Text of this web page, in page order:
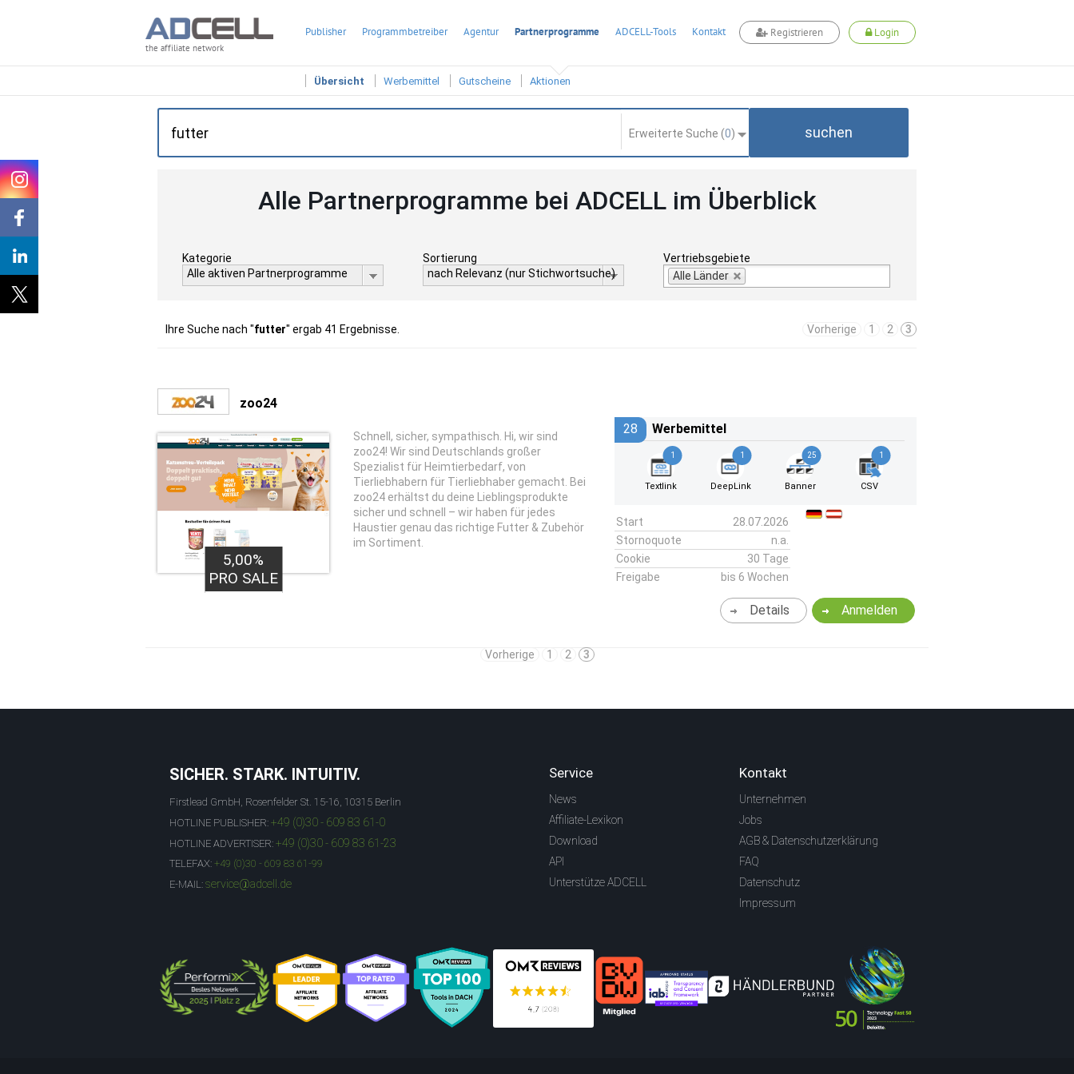
the affiliate network
Publisher Programmbetreiber Agentur Partnerprogramme ADCELL-Tools Kontakt Registrieren Login
Übersicht Werbemittel Gutscheine Aktionen
Erweiterte Suche (0) suchen
Alle Partnerprogramme bei ADCELL im Überblick
Kategorie
Alle aktiven Partnerprogramme
Sortierung
nach Relevanz (nur Stichwortsuche)
Vertriebsgebiete
Alle Länder
Ihre Suche nach "futter" ergab 41 Ergebnisse. Vorherige 1 2 3
zoo24
5,00%
PRO SALE
Schnell, sicher, sympathisch. Hi, wir sind
zoo24! Wir sind Deutschlands großer
Spezialist für Heimtierbedarf, von
Tierliebhabern für Tierliebhaber gemacht. Bei
zoo24 erhältst du deine Lieblingsprodukte
sicher und schnell – wir haben für jedes
Haustier genau das richtige Futter & Zubehör
im Sortiment.
28 Werbemittel
1
Textlink
1
DeepLink
25
Banner
1
CSV
Start
28.07.2026
Stornoquote
n.a.
Cookie
30 Tage
Freigabe
bis 6 Wochen
Anmelden
Details
Vorherige 1 2 3
SICHER. STARK. INTUITIV.
Firstlead GmbH, Rosenfelder St. 15-16, 10315 Berlin
HOTLINE PUBLISHER: +49 (0)30 - 609 83 61-0
HOTLINE ADVERTISER: +49 (0)30 - 609 83 61-23
TELEFAX: +49 (0)30 - 609 83 61-99
E-MAIL: service@adcell.de
Service
News
Affiliate-Lexikon
Download
API
Unterstütze ADCELL
Kontakt
Unternehmen
Jobs
AGB & Datenschutzerklärung
FAQ
Datenschutz
Impressum